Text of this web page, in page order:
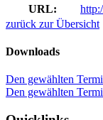
URL:
zurück zur Übersicht
Downloads
Den gewählten
Den gewählten